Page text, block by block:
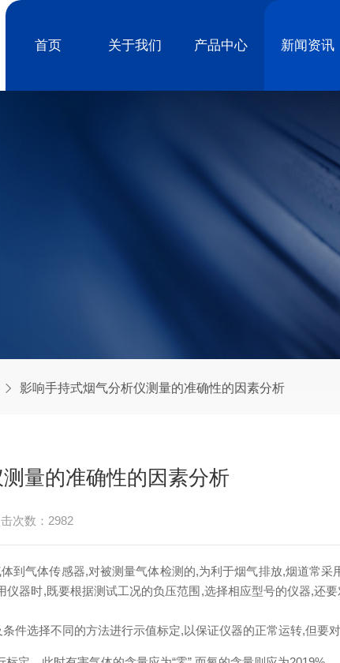
首页 关于我们 产品中心 新闻资讯
影响手持式烟气分析仪测量的准确性的因素分析
量的准确性的因素分析
次数：2982
到气体传感器,对被测量气体检测的,为利于烟气排放,烟道常
仪器时,既要根据测试工况的负压范围,选择相应型号的仪器,还
件选择不同的方法进行示值标定,以保证仪器的正常运转,但要